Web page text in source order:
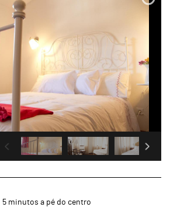
5 minutos a pé do centro